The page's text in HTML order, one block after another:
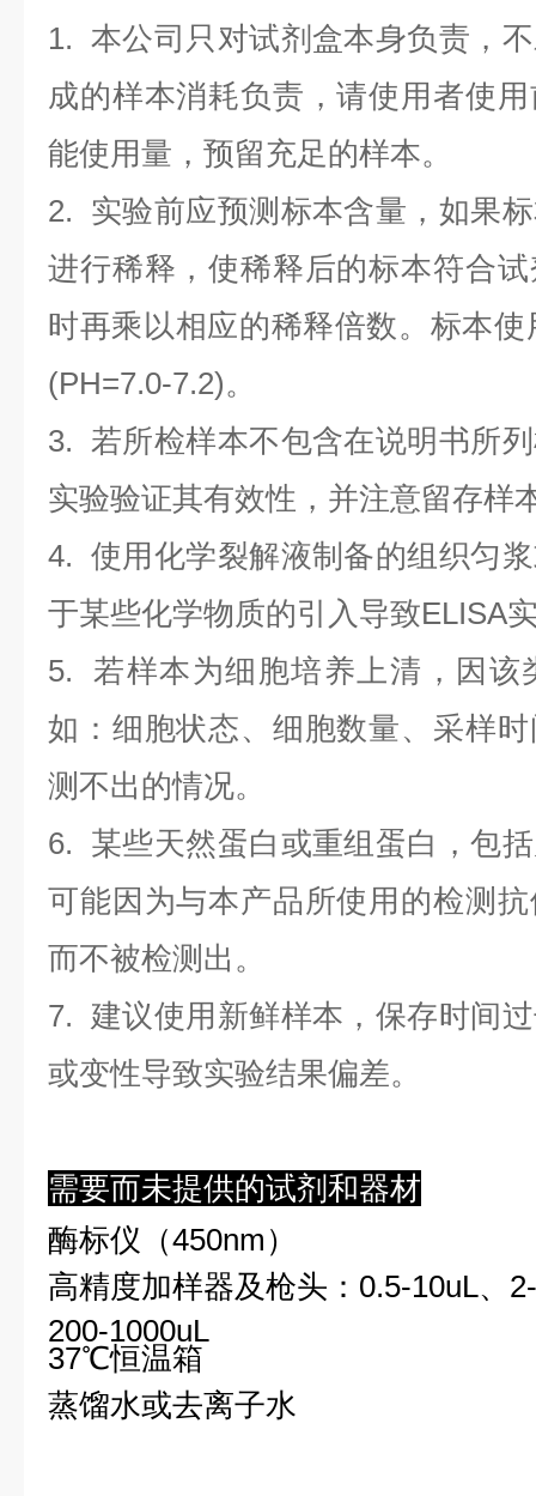
1. 本公司只对试剂盒本身负责，
成的样本消耗负责，请使用者使
能使用量，预留充足的样本。
2. 实验前应预测标本含量，如果
进行稀释，使稀释后的标本符合
时再乘以相应的稀释倍数。标本
(PH=7.0-7.2)。
3. 若所检样本不包含在说明书所
实验验证其有效性，并注意留存样
4. 使用化学裂解液制备的组织匀
于某些化学物质的引入导致ELISA
5. 若样本为细胞培养上清，因该
如：细胞状态、细胞数量、采样
测不出的情况。
6. 某些天然蛋白或重组蛋白，包
可能因为与本产品所使用的检测
而不被检测出。
7. 建议使用新鲜样本，保存时间
或变性导致实验结果偏差。
需要而未提供的试剂和器材
酶标仪（450nm）
高精度加样器及枪头：0.5-10uL、
200-1000uL
37℃恒温箱
蒸馏水或去离子水